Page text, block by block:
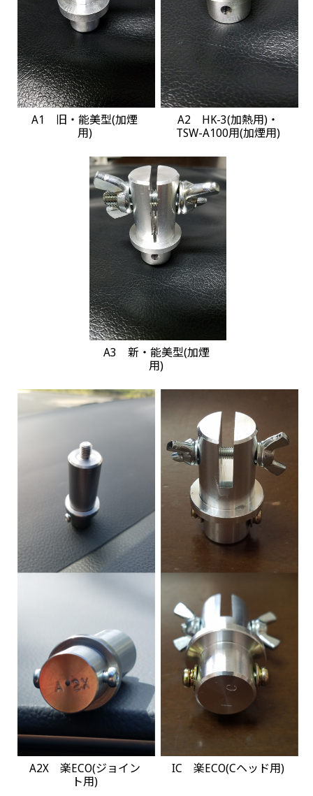
A1 旧・能美型(加煙
用)
A2 HK-3(加熱用)・
TSW-A100用(加煙用)
A3 新・能美型(加煙
用)
A2X 楽ECO(ジョイン
ト用)
IC 楽ECO(Cヘッド用)